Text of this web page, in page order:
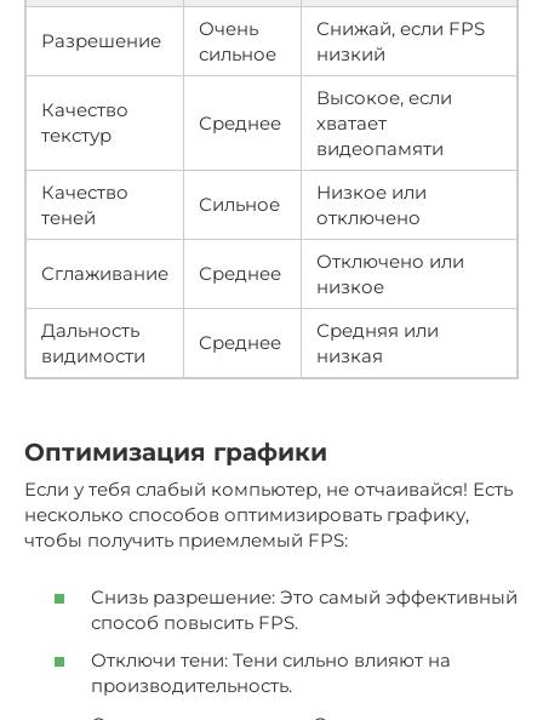
Разрешение
Очень
сильное
Снижай, если FPS
низкий
Качество
текстур
Среднее
Высокое, если
хватает
видеопамяти
Качество
теней
Сильное
Низкое или
отключено
Сглаживание Среднее
Отключено или
низкое
Дальность
видимости
Среднее
Средняя или
низкая
Оптимизация графики
Если у тебя слабый компьютер, не отчаивайся! Есть
несколько способов оптимизировать графику,
чтобы получить приемлемый FPS:
Снизь разрешение: Это самый эффективный
способ повысить FPS.
Отключи тени: Тени сильно влияют на
производительность.